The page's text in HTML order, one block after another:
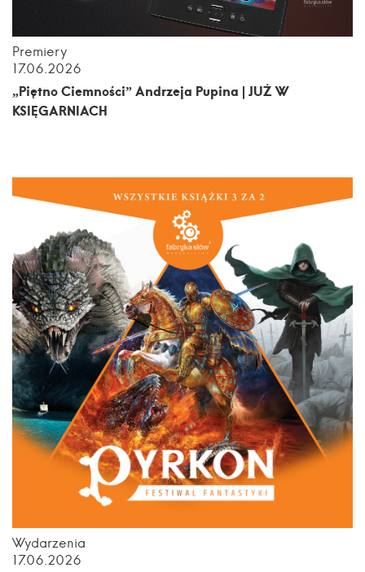
Premiery
17.06.2026
„Piętno Ciemności” Andrzeja Pupina | JUŻ W
KSIĘGARNIACH
Wydarzenia
17.06.2026